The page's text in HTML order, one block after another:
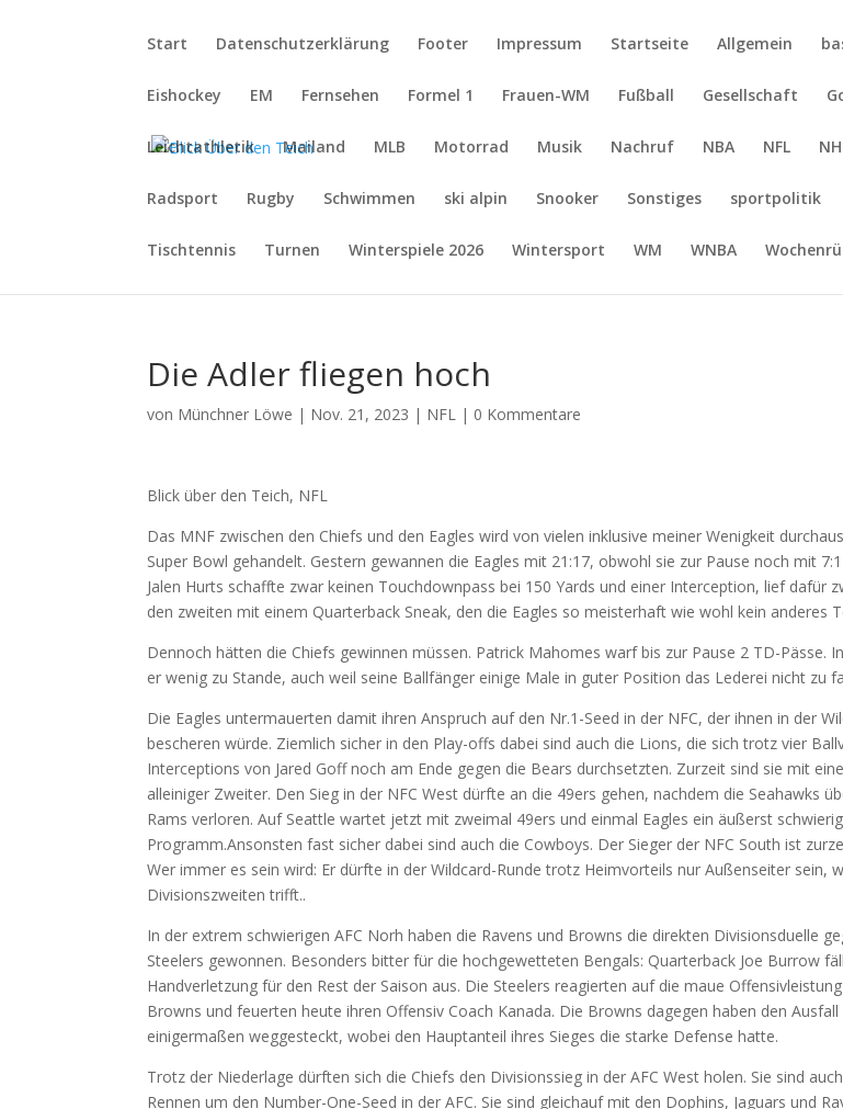
Start Datenschutzerklärung Footer Impressum Startseite Allgemein
Eishockey EM Fernsehen Formel 1 Frauen-WM Fußball Gesellschaft
Leichtathletik Mailand MLB Motorrad Musik Nachruf NBA NFL
Radsport Rugby Schwimmen ski alpin Snooker Sonstiges sportpolitik
Tischtennis Turnen Winterspiele 2026 Wintersport WM WNBA
Die Adler fliegen hoch
von Münchner Löwe | Nov. 21, 2023 | NFL | 0 Kommentare
Blick über den Teich, NFL
Das MNF zwischen den Chiefs und den Eagles wird von vielen inklusive meiner Wenigkeit
Super Bowl gehandelt. Gestern gewannen die Eagles mit 21:17, obwohl sie zur Pause noch mit
Jalen Hurts schaffte zwar keinen Touchdownpass bei 150 Yards und einer Interception, lief dafür
den zweiten mit einem Quarterback Sneak, den die Eagles so meisterhaft wie wohl kein anderes
Dennoch hätten die Chiefs gewinnen müssen. Patrick Mahomes warf bis zur Pause 2 TD-Pässe.
er wenig zu Stande, auch weil seine Ballfänger einige Male in guter Position das Lederei nicht zu
Die Eagles untermauerten damit ihren Anspruch auf den Nr.1-Seed in der NFC, der ihnen in der
bescheren würde. Ziemlich sicher in den Play-offs dabei sind auch die Lions, die sich trotz vier
Interceptions von Jared Goff noch am Ende gegen die Bears durchsetzten. Zurzeit sind sie mit
alleiniger Zweiter. Den Sieg in der NFC West dürfte an die 49ers gehen, nachdem die Seahawks
Rams verloren. Auf Seattle wartet jetzt mit zweimal 49ers und einmal Eagles ein äußerst
Programm.Ansonsten fast sicher dabei sind auch die Cowboys. Der Sieger der NFC South ist
Wer immer es sein wird: Er dürfte in der Wildcard-Runde trotz Heimvorteils nur Außenseiter sein,
Divisionszweiten trifft..
In der extrem schwierigen AFC Norh haben die Ravens und Browns die direkten Divisionsduelle
Steelers gewonnen. Besonders bitter für die hochgewetteten Bengals: Quarterback Joe Burrow
Handverletzung für den Rest der Saison aus. Die Steelers reagierten auf die maue
Browns und feuerten heute ihren Offensiv Coach Kanada. Die Browns dagegen haben den
einigermaßen weggesteckt, wobei den Hauptanteil ihres Sieges die starke Defense hatte.
Trotz der Niederlage dürften sich die Chiefs den Divisionssieg in der AFC West holen. Sie sind
Rennen um den Number-One-Seed in der AFC. Sie sind gleichauf mit den Dophins, Jaguars und